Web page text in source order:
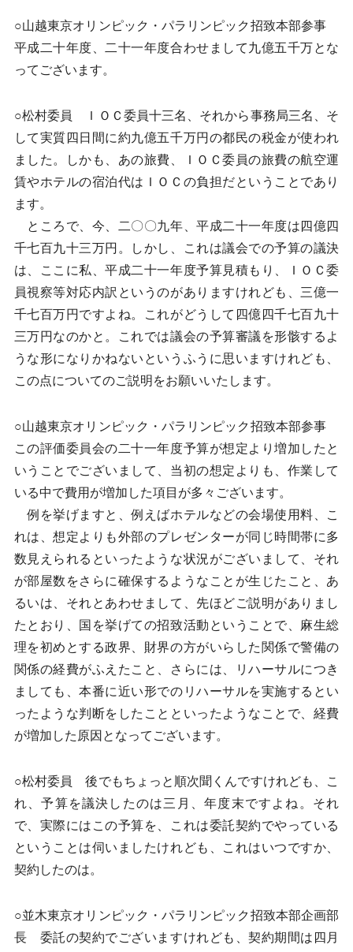
○山越東京オリンピック・パラリンピック招致本部参事
平成二十年度、二十一年度合わせまして九億五千万とな
ってございます。
○松村委員 ＩＯＣ委員十三名、それから事務局三名、そ
して実質四日間に約九億五千万円の都民の税金が使われ
ました。しかも、あの旅費、ＩＯＣ委員の旅費の航空運
賃やホテルの宿泊代はＩＯＣの負担だということであり
ます。
ところで、今、二〇〇九年、平成二十一年度は四億四
千七百九十三万円。しかし、これは議会での予算の議決
は、ここに私、平成二十一年度予算見積もり、ＩＯＣ委
員視察等対応内訳というのがありますけれども、三億一
千七百万円ですよね。これがどうして四億四千七百九十
三万円なのかと。これでは議会の予算審議を形骸するよ
うな形になりかねないというふうに思いますけれども、
この点についてのご説明をお願いいたします。
○山越東京オリンピック・パラリンピック招致本部参事
この評価委員会の二十一年度予算が想定より増加したと
いうことでございまして、当初の想定よりも、作業して
いる中で費用が増加した項目が多々ございます。
例を挙げますと、例えばホテルなどの会場使用料、こ
れは、想定よりも外部のプレゼンターが同じ時間帯に多
数見えられるといったような状況がございまして、それ
が部屋数をさらに確保するようなことが生じたこと、あ
るいは、それとあわせまして、先ほどご説明がありまし
たとおり、国を挙げての招致活動ということで、麻生総
理を初めとする政界、財界の方がいらした関係で警備の
関係の経費がふえたこと、さらには、リハーサルにつき
ましても、本番に近い形でのリハーサルを実施するとい
ったような判断をしたことといったようなことで、経費
が増加した原因となってございます。
○松村委員 後でもちょっと順次聞くんですけれども、こ
れ、予算を議決したのは三月、年度末ですよね。それ
で、実際にはこの予算を、これは委託契約でやっている
ということは伺いましたけれども、これはいつですか、
契約したのは。
○並木東京オリンピック・パラリンピック招致本部企画部
長 委託の契約でございますけれども、契約期間は四月